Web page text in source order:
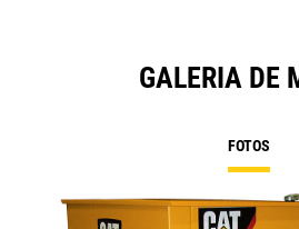
GALERIA DE
FOTOS